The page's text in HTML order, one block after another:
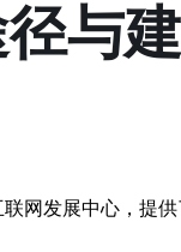
与
网发展中心，提